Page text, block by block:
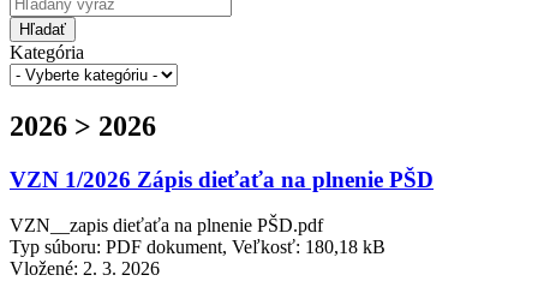
Hľadať
Kategória
2026 > 2026
VZN 1/2026 Zápis dieťaťa na plnenie PŠD
VZN__zapis dieťaťa na plnenie PŠD.pdf
Typ súboru: PDF dokument, Veľkosť: 180,18 kB
Vložené: 2. 3. 2026